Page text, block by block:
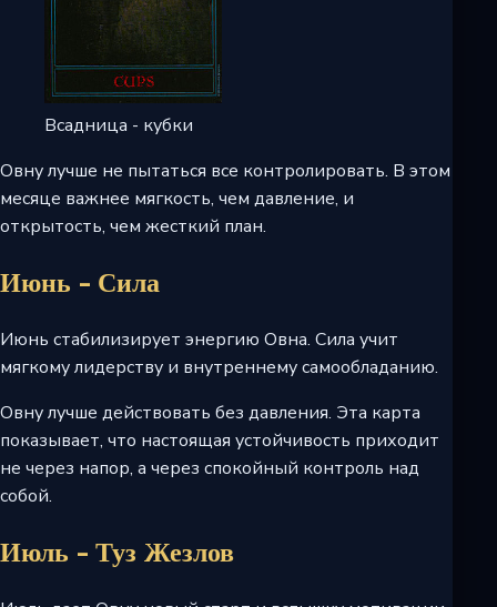
Всадница - кубки
Овну лучше не пытаться все контролировать. В этом
месяце важнее мягкость, чем давление, и
открытость, чем жесткий план.
Июнь - Сила
Июнь стабилизирует энергию Овна. Сила учит
мягкому лидерству и внутреннему самообладанию.
Овну лучше действовать без давления. Эта карта
показывает, что настоящая устойчивость приходит
не через напор, а через спокойный контроль над
собой.
Июль - Туз Жезлов